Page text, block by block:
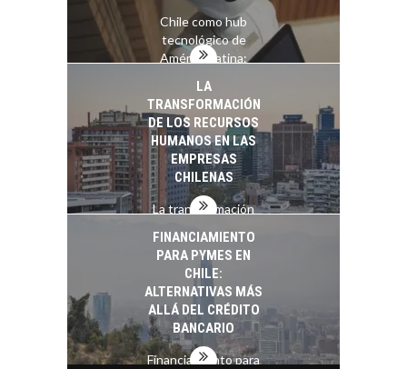
Chile como hub
tecnológico de
América Latina:
LA
TRANSFORMACIÓN
DE LOS RECURSOS
HUMANOS EN LAS
EMPRESAS
CHILENAS
La transformación
recursos humanos en
las empresas…
FINANCIAMIENTO
PARA PYMES EN
CHILE:
ALTERNATIVAS MÁS
ALLÁ DEL CRÉDITO
BANCARIO
Financiamiento para